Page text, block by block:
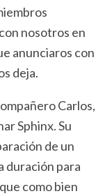
nosotros en
anunciaros con
deja.
Carlos,
Sphinx. Su
de un
duración para
como bien